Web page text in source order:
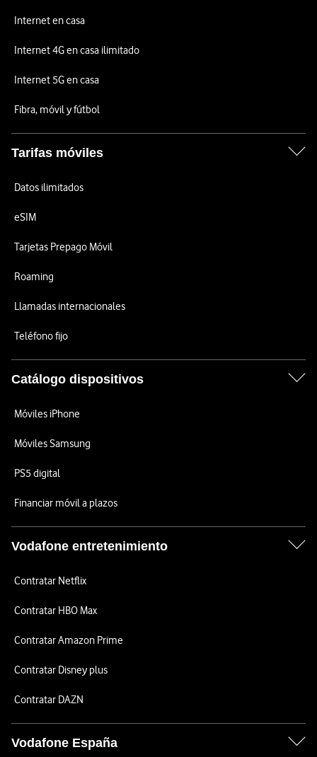
Internet en casa
Internet 4G en casa ilimitado
Internet 5G en casa
Fibra, móvil y fútbol
Tarifas móviles
Datos ilimitados
eSIM
Tarjetas Prepago Móvil
Roaming
Llamadas internacionales
Teléfono fijo
Catálogo dispositivos
Móviles iPhone
Móviles Samsung
PS5 digital
Financiar móvil a plazos
Vodafone entretenimiento
Contratar Netflix
Contratar HBO Max
Contratar Amazon Prime
Contratar Disney plus
Contratar DAZN
Vodafone España